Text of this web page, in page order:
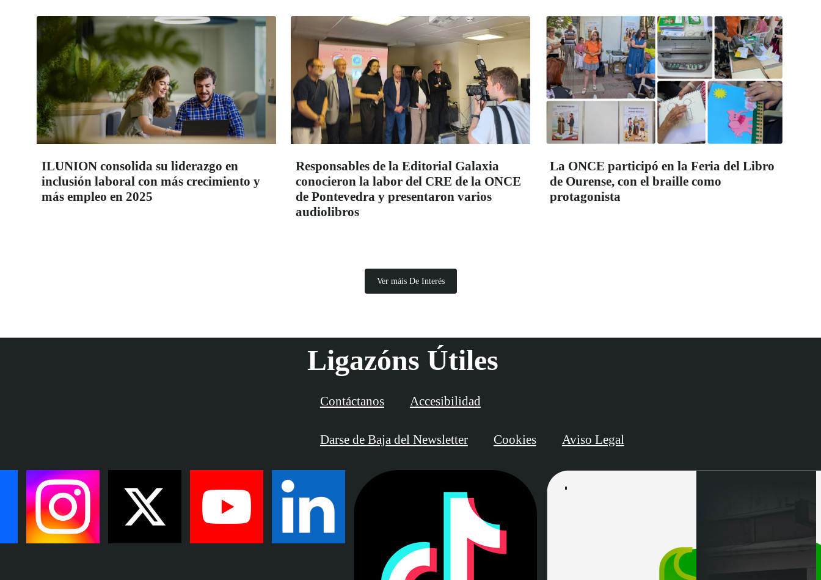
ILUNION consolida su liderazgo en
inclusión laboral con más crecimiento y
más empleo en 2025
Responsables de la Editorial Galaxia
conocieron la labor del CRE de la ONCE
de Pontevedra y presentaron varios
audiolibros
La ONCE participó en la Feria del Libro
de Ourense, con el braille como
protagonista
Ver máis De Interés
Ligazóns Útiles
Contáctanos Accesibilidad
Darse de Baja del Newsletter Cookies Aviso Legal